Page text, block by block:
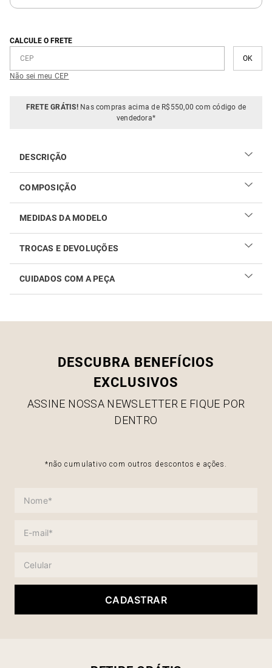
CALCULE O FRETE
Não sei meu CEP
FRETE GRÁTIS!Nas compras acima de R$550,00 com código de
vendedora*
DESCRIÇÃO
COMPOSIÇÃO
MEDIDAS DA MODELO
TROCAS E DEVOLUÇÕES
Realizar sua troca ou devolução é fácil. Confira maiores
informações nolink
CUIDADOS COM A PEÇA
DESCUBRA BENEFÍCIOS
EXCLUSIVOS
ASSINE NOSSA NEWSLETTER E FIQUE POR
DENTRO
*não cumulativo com outros descontos e ações.
CADASTRAR